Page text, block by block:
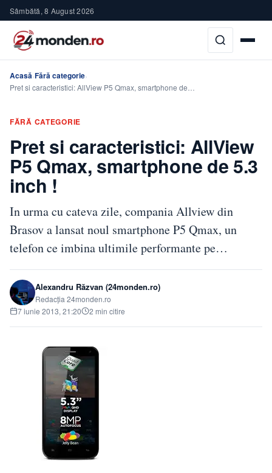
Sâmbătă, 8 August 2026
Acasă›Fără categorie›
Pret si caracteristici: AllView P5 Qmax, smartphone de…
FĂRĂ CATEGORIE
Pret si caracteristici: AllView
P5 Qmax, smartphone de 5.3
inch !
In urma cu cateva zile, compania Allview din
Brasov a lansat noul smartphone P5 Qmax, un
telefon ce imbina ultimile performante pe…
Alexandru Răzvan (24monden.ro)
Redacția 24monden.ro
7 iunie 2013, 21:20
2 min citire